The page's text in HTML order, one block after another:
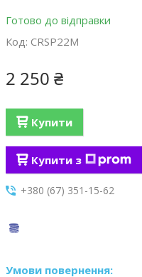
Готово до відправки
Код: CRSP22M
2 250 ₴
Купити
Купити з
+380 (67) 351-15-62